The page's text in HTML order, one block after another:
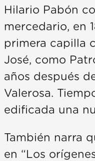
Hilario Pabón
mercedario, en
primera capilla
José, como
años después
Valerosa.
edificada una
También narra
en “Los